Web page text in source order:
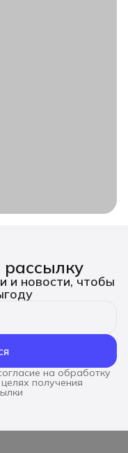
и новости, чтобы
на обработку
получения